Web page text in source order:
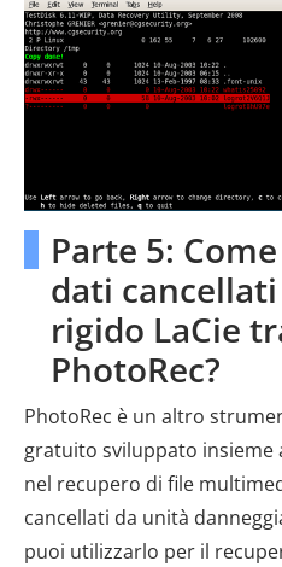
Parte 5:
dati
rigido LaCie
PhotoRec?
PhotoRec è un altro
gratuito sviluppato insieme
nel recupero di file
cancellati da unità
puoi utilizzarlo per il